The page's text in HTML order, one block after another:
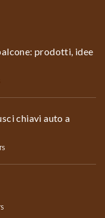
prodotti, idee
chiavi auto a